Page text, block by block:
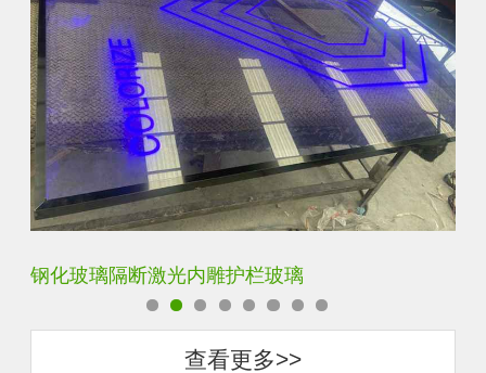
艺术内雕雪花超白钢化激光内雕发光玻璃背景墙
查看更多>>